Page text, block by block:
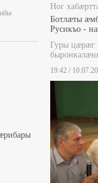
Ног
Ботлæты
Русикъо -
Гуры цæрæг
19:42 /